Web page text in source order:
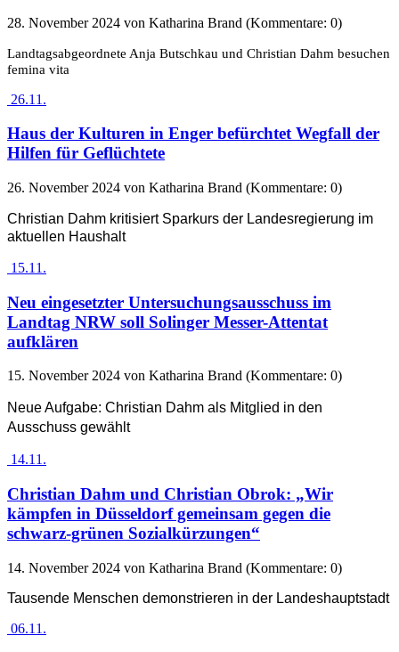
28. November 2024 von Katharina Brand (Kommentare: 0)
Landtagsabgeordnete Anja Butschkau und Christian Dahm besuchen
femina vita
26.11.
Haus der Kulturen in Enger befürchtet Wegfall der
Hilfen für Geflüchtete
26. November 2024 von Katharina Brand (Kommentare: 0)
Christian Dahm kritisiert Sparkurs der Landesregierung im
aktuellen Haushalt
15.11.
Neu eingesetzter Untersuchungsausschuss im
Landtag NRW soll Solinger Messer-Attentat
aufklären
15. November 2024 von Katharina Brand (Kommentare: 0)
Neue Aufgabe: Christian Dahm als Mitglied in den
Ausschuss gewählt
14.11.
Christian Dahm und Christian Obrok: „Wir
kämpfen in Düsseldorf gemeinsam gegen die
schwarz-grünen Sozialkürzungen“
14. November 2024 von Katharina Brand (Kommentare: 0)
Tausende Menschen demonstrieren in der Landeshauptstadt
06.11.